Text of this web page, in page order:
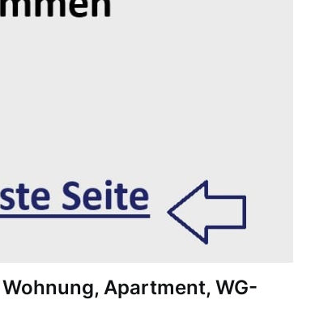
Apartment, WG-